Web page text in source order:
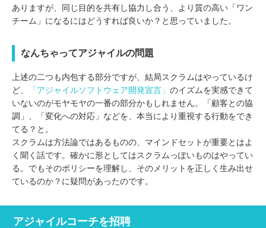
ありますが、同じ目的を共有し協力し合う、より質の高い「ワン
チーム」になるにはどうすれば良いか？と思っていました。
なんちゃってアジャイルの問題
上述の二つも内包する部分ですが、結局スクラムはやっているけ
ど、
「アジャイルソフトウェア開発宣言」 のイズムを実感できて
いないのがモヤモヤの一番の部分かもしれません。「顧客との協
調」、「変化への対応」などを、本当により重視する行動をでき
てる？と。
スクラムは方法論ではあるものの、マインドセットが重要とはよ
く聞く話です。確かに形としてはスクラムっぽいものはやってい
る。でもそのポリシーを理解し、そのメリットを正しく生み出せ
ているのか？に疑問があったのです。
アジャイルコーチを招聘